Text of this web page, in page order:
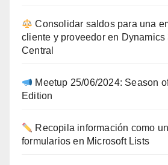
Consolidar saldos para una
cliente y proveedor en
Central
Meetup 25/06/2024: Season
Edition
Recopila información como
formularios en Microsoft Lists